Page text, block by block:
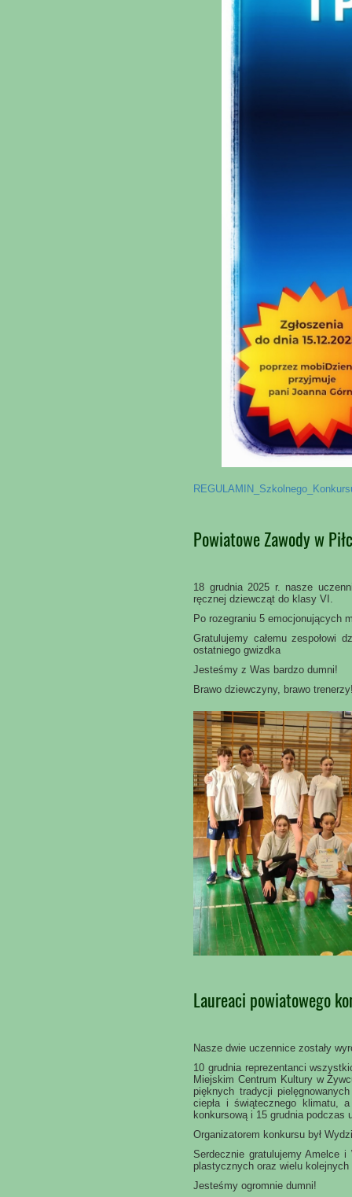
Powiatowe Zawody w
18 grudnia 2025 r. nasze
ręcznej dziewcząt do klasy VI.
Po rozegraniu 5 emocjonujących
Gratulujemy całemu zespołowi
ostatniego gwizdka
Jesteśmy z Was bardzo dumni!
Brawo dziewczyny, brawo
Laureaci powiatowego
Nasze dwie uczennice zostały
10 grudnia reprezentanci
Miejskim Centrum Kultury w
pięknych tradycji
ciepła i świątecznego klimatu,
konkursową i 15 grudnia podczas
Organizatorem konkursu był
Serdecznie gratulujemy Amelce
plastycznych oraz wielu
Jesteśmy ogromnie dumni!